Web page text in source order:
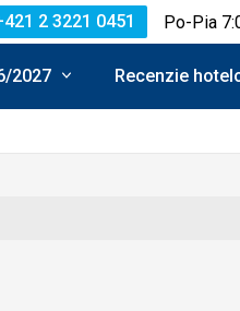
2 3221 0451 Po-Pia
2027 Recenzie